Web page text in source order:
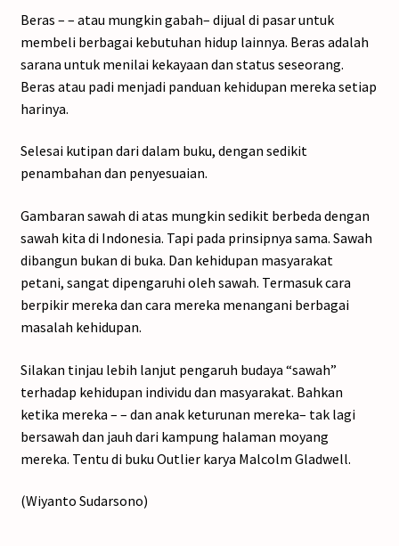
Beras – – atau mungkin gabah– dijual di pasar untuk
membeli berbagai kebutuhan hidup lainnya. Beras adalah
sarana untuk menilai kekayaan dan status seseorang.
Beras atau padi menjadi panduan kehidupan mereka setiap
harinya.
Selesai kutipan dari dalam buku, dengan sedikit
penambahan dan penyesuaian.
Gambaran sawah di atas mungkin sedikit berbeda dengan
sawah kita di Indonesia. Tapi pada prinsipnya sama. Sawah
dibangun bukan di buka. Dan kehidupan masyarakat
petani, sangat dipengaruhi oleh sawah. Termasuk cara
berpikir mereka dan cara mereka menangani berbagai
masalah kehidupan.
Silakan tinjau lebih lanjut pengaruh budaya “sawah”
terhadap kehidupan individu dan masyarakat. Bahkan
ketika mereka – – dan anak keturunan mereka– tak lagi
bersawah dan jauh dari kampung halaman moyang
mereka. Tentu di buku Outlier karya Malcolm Gladwell.
(Wiyanto Sudarsono)